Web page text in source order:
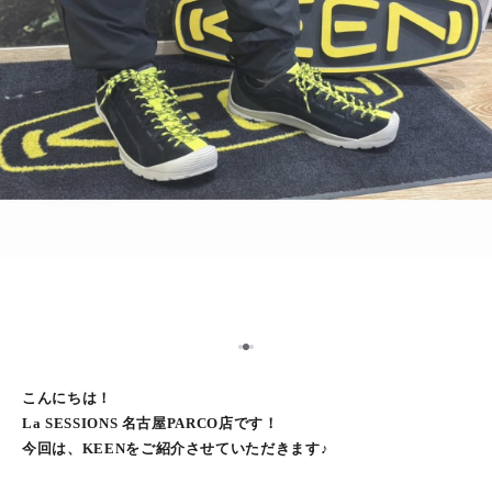
12
こんにちは！
La SESSIONS 名古屋PARCO店です！
今回は、KEENをご紹介させていただきます♪